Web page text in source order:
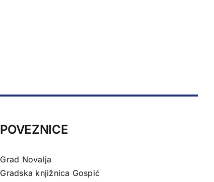
POVEZNICE
Grad Novalja
Gradska knjižnica Gospić